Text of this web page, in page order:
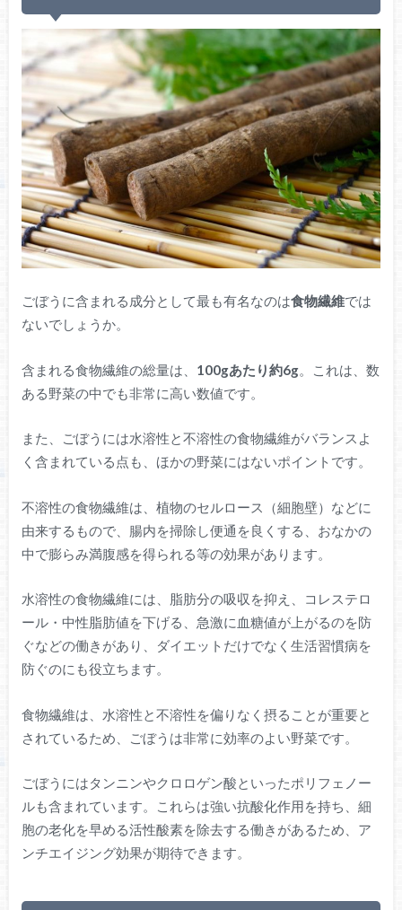
ごぼうに含まれる成分として最も有名なのは食物繊維では
ないでしょうか。
含まれる食物繊維の総量は、 100gあたり約6g。これは、数
ある野菜の中でも非常に高い数値です。
また、ごぼうには水溶性と不溶性の食物繊維がバランスよ
く含まれている点も、ほかの野菜にはないポイントです。
不溶性の食物繊維は、植物のセルロース（細胞壁）などに
由来するもので、腸内を掃除し便通を良くする、おなかの
中で膨らみ満腹感を得られる等の効果があります。
水溶性の食物繊維には、脂肪分の吸収を抑え、コレステロ
ール・中性脂肪値を下げる、急激に血糖値が上がるのを防
ぐなどの働きがあり、ダイエットだけでなく生活習慣病を
防ぐのにも役立ちます。
食物繊維は、水溶性と不溶性を偏りなく摂ることが重要と
されているため、ごぼうは非常に効率のよい野菜です。
ごぼうにはタンニンやクロロゲン酸といったポリフェノー
ルも含まれています。これらは強い抗酸化作用を持ち、細
胞の老化を早める活性酸素を除去する働きがあるため、ア
ンチエイジング効果が期待できます。